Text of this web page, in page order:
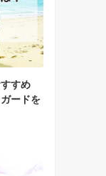
すめ
ードを